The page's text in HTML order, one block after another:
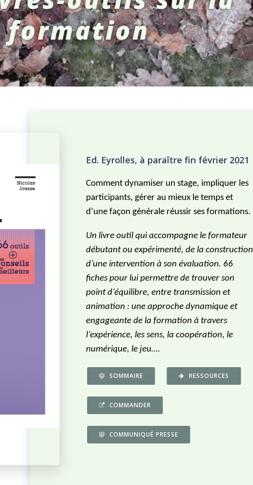
formation
Ed. Eyrolles, à paraître fin février 2021
Comment dynamiser un stage, impliquer les
participants, gérer au mieux le temps et
d’une façon générale réussir ses formations.
Un livre outil qui accompagne le formateur
débutant ou expérimenté, de la construction
d’une intervention à son évaluation. 66
fiches pour lui permettre de trouver son
point d’équilibre, entre transmission et
animation : une approche dynamique et
engageante de la formation à travers
l’expérience, les sens, la coopération, le
numérique, le jeu….
SOMMAIRE RESSOURCES
COMMANDER
COMMUNIQUÉ PRESSE